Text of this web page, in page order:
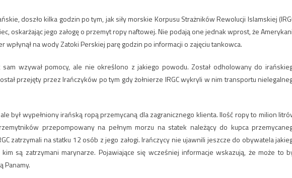
doszło kilka godzin po tym, jak siły morskie Korpusu Strażników Rewolucji Islamskiej
oskarżając jego załogę o przemyt ropy naftowej. Nie podają one jednak wprost, że
wpłynął na wody Zatoki Perskiej parę godzin po informacji o zajęciu tankowca.
sam wzywał pomocy, ale nie określono z jakiego powodu. Został odholowany do
przejęty przez Irańczyków po tym gdy żołnierze IRGC wykryli w nim transportu
był wypełniony irańską ropą przemycaną dla zagranicznego klienta. Ilość ropy to milion
przepompowany na pełnym morzu na statek należący do kupca
zatrzymali na statku 12 osób z jego załogi. Irańczycy nie ujawnili jeszcze do obywatela
są zatrzymani marynarze. Pojawiające się wcześniej informacje wskazują, że może to
Panamy.